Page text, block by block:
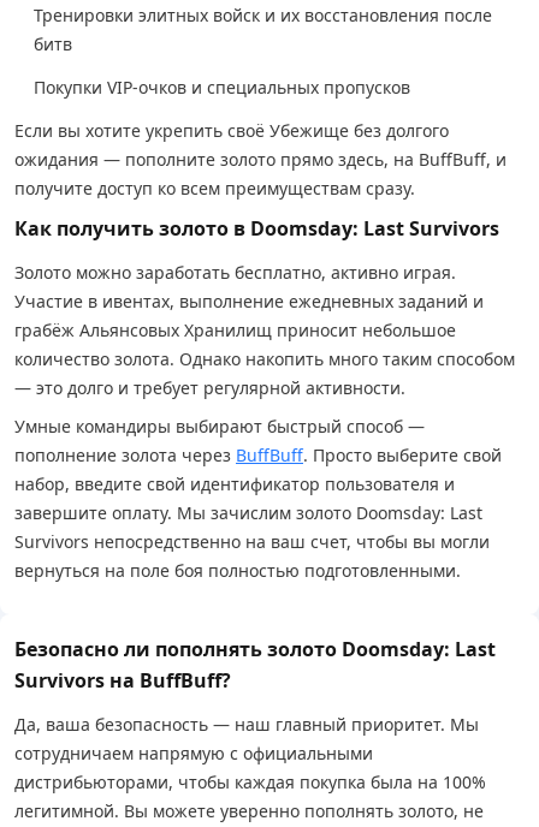
Тренировки элитных войск и их восстановления после
битв
Покупки VIP-очков и специальных пропусков
Если вы хотите укрепить своё Убежище без долгого
ожидания — пополните золото прямо здесь, на BuffBuff, и
получите доступ ко всем преимуществам сразу.
Как получить золото в Doomsday: Last Survivors
Золото можно заработать бесплатно, активно играя.
Участие в ивентах, выполнение ежедневных заданий и
грабёж Альянсовых Хранилищ приносит небольшое
количество золота. Однако накопить много таким способом
— это долго и требует регулярной активности.
Умные командиры выбирают быстрый способ —
пополнение золота через BuffBuff. Просто выберите свой
набор, введите свой идентификатор пользователя и
завершите оплату. Мы зачислим золото Doomsday: Last
Survivors непосредственно на ваш счет, чтобы вы могли
вернуться на поле боя полностью подготовленными.
Безопасно ли пополнять золото Doomsday: Last
Survivors на BuffBuff?
Да, ваша безопасность — наш главный приоритет. Мы
сотрудничаем напрямую с официальными
дистрибьюторами, чтобы каждая покупка была на 100%
легитимной. Вы можете уверенно пополнять золото, не